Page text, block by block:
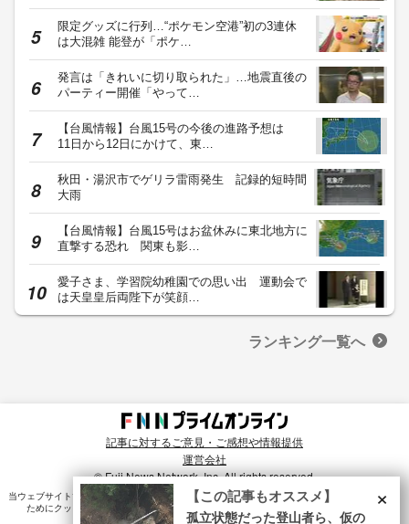
限定グッズに行列…“ポケモン空港”初の3連休
は大混雑 能登が「ポケ…
発言は「きれいに切り取られた」…地震直後の
パーティー開催「やって…
【台風情報】台風15号の今後の進路予想は
11日から12日にかけて、東…
秋田・湯沢市でゲリラ雷雨発生 記録的短時間
大雨
【台風情報】台風15号はお盆休みに東北地方に
直撃する恐れ 関東も影…
愛子さま、学習院幼稚園での思い出 運動会で
は天皇皇后両陛下が笑顔…
ランキング一覧へ
記事に対するご意見・ご感想や情報提供
運営会社
© Fuji News Network, Inc. All rights reserved.
当ウェブサイトでは、ユーザのニーズ・興味・関⼼に合致したコンテンツや広告配信を提供する
ためにクッキーを使⽤しています。詳細は、プライバシーポリシー をご確認ください。×
【この記事もオススメ】
孤立状態だった登山者ら、仮の